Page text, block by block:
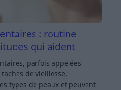
: routine
qui aident
parfois appelées
de vieillesse,
types de peaux et peuvent